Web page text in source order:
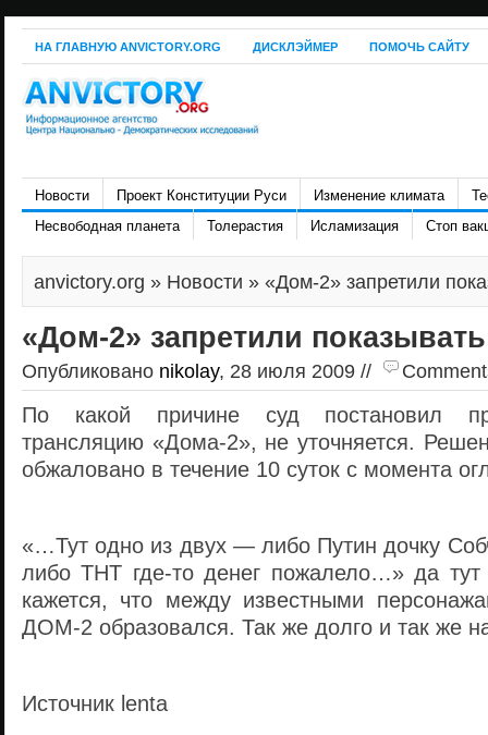
НА ГЛАВНУЮ ANVICTORY.ORG ДИСКЛЭЙМЕР ПОМОЧЬ САЙТУ
Новости Проект Конституции Руси Изменение климата
Несвободная планета
Толерастия Исламизация Стоп
anvictory.org » Новости » «Дом-2» запретили
«Дом-2» запретили
Опубликовано nikolay, 28 июля 2009 //
По какой причине суд постановил
трансляцию «Дома-2», не уточняется.
обжаловано в течение 10 суток с момента
«…Тут одно из двух — либо Путин дочку
либо ТНТ где-то денег пожалело…» да тут
кажется, что между известными
ДОМ-2 образовался. Так же долго и так же
Источник lenta